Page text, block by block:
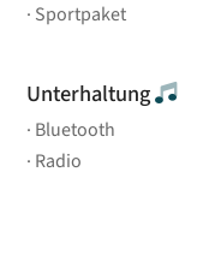
Sportpaket
Unterhaltung
Bluetooth
Radio